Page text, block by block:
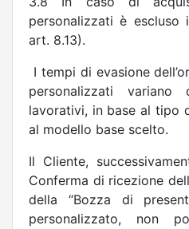
personalizzati è
art. 8.13).
I tempi di evasione
personalizzati
lavorativi, in base al tipo
al modello base scelto.
Il Cliente,
Conferma di ricezione
della “Bozza di
personalizzato, non